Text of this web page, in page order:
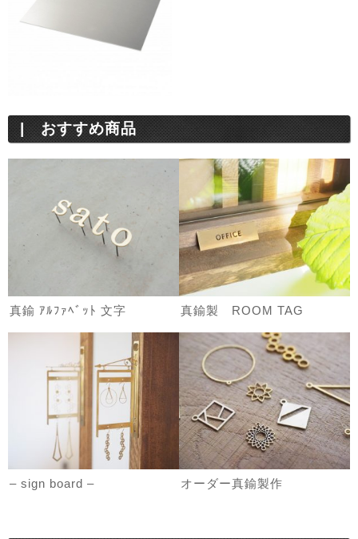
おすすめ商品
真鍮製 ROOM TAG
オーダー真鍮製作
真鍮表札 ｴｯﾁﾝｸﾞ
真鍮表札 ｻﾝﾄﾞﾌﾞﾗｽﾄ